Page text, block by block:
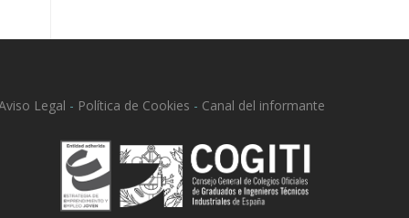
Legal - Política de Cookies - Canal del informante